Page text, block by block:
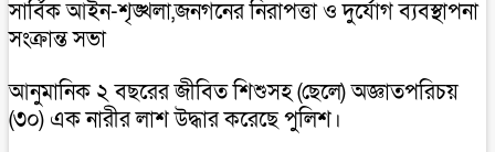
সার্বিক আইন-শৃঙ্খলা,জনগনের নিরাপত্তা ও দুর্যোগ ব্যবস্থাপনা
সংক্রান্ত সভা
আনুমানিক ২ বছরের জীবিত শিশুসহ (ছেলে) অজ্ঞাতপরিচয়
(৩০) এক নারীর লাশ উদ্ধার করেছে পুলিশ।